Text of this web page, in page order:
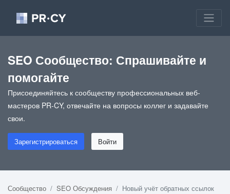
SEO Сообщество: Спрашивайте и
помогайте
Присоединяйтесь к сообществу профессиональных веб-
мастеров PR-CY, отвечайте на вопросы коллег и задавайте
свои.
Зарегистрироваться Войти
Сообщество SEO Обсуждения Новый учёт обратных ссылок